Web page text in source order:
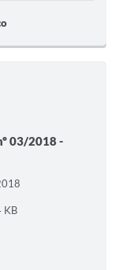
03/2018 -
KB